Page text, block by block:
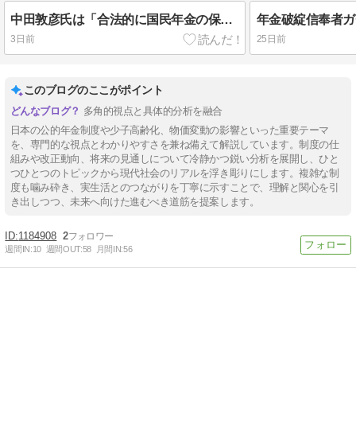
中田敦彦氏は「合法的に国民年金の保険料を未納」という武勇伝を作ったかもしれない
3日前 25日前
このブログのここがポイント
多角的視点と具体的分析を融合
日本の公的年金制度や少子高齢化、物価変動の影響といった重要テーマ
を、専門的な視点とわかりやすさを兼ね備えて解説しています。制度の仕
組みや改正動向、将来の見通しについて冷静かつ鋭い分析を展開し、ひと
つひとつのトピックから現代社会のリアルを浮き彫りにします。複雑な制
度も噛み砕き、実生活とのつながりを丁寧に示すことで、理解と関心を引
き出しつつ、未来へ向けた進むべき道筋を提案します。
1184908 2
週間IN:10 週間OUT:58 月間IN:56